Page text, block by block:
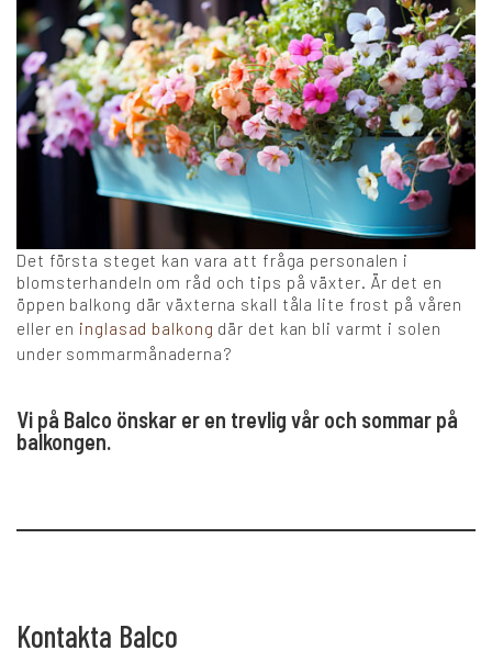
Det första steget kan vara att fråga personalen i
blomsterhandeln om råd och tips på växter. Är det en
öppen balkong där växterna skall tåla lite frost på våren
eller en inglasad balkong där det kan bli varmt i solen
under sommarmånaderna?
Vi på Balco önskar er en trevlig vår och sommar på
balkongen.
Kontakta Balco